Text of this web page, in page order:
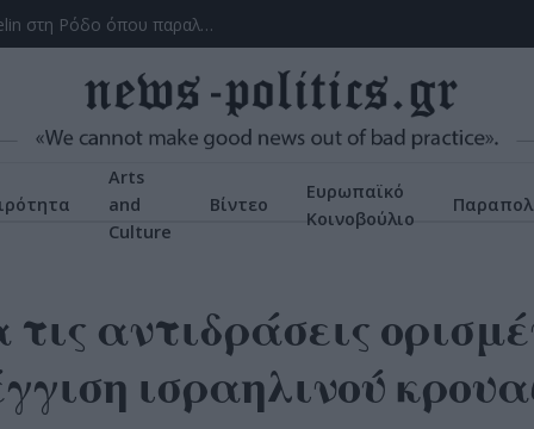
Το ατύχημα του Ρόμπερτ Πλαντ, των Led Zeppelin στη Ρόδο όπου παραλίγο να χάσει τη γυναίκα του (video)
Arts
and
Culture
Βίντεο
Ευρωπαϊκό
Κοινοβούλιο
αντιδράσεις
ισραηλινού